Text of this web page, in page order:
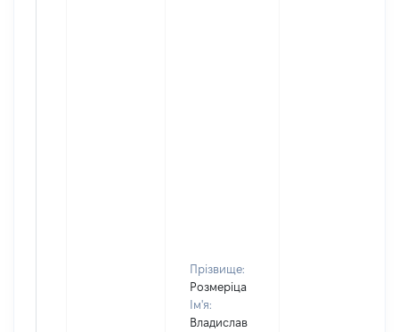
Прізвище:
Розмеріца
Ім'я:
Владислав